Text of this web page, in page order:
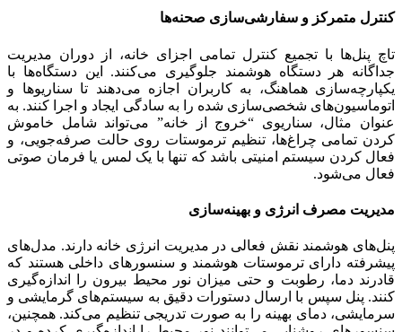
کنترل متمرکز و سفارشی‌سازی صحنه‌ها
تاچ پنل‌ها با تجمیع کنترل تمامی اجزای خانه، از دوران مدیریت
جداگانه هر دستگاه هوشمند جلوگیری می‌کنند. این دستگاه‌ها با
یکپارچه‌سازی هماهنگ، به کاربران اجازه می‌دهند تا سناریوها و
اتوماسیون‌های شخصی‌سازی شده را به سادگی ایجاد و اجرا کنند. به
عنوان مثال، سناریوی “خروج از خانه” می‌تواند شامل خاموش
کردن تمامی چراغ‌ها، تنظیم ترموستات روی حالت صرفه‌جویی، و
فعال کردن سیستم امنیتی باشد که تنها با یک لمس یا فرمان صوتی
فعال می‌شود.
مدیریت مصرف انرژی و بهینه‌سازی
پنل‌های هوشمند نقش فعالی در مدیریت انرژی خانه دارند. مدل‌های
پیشرفته دارای ترموستات هوشمند و سنسورهای داخلی هستند که
قادرند دما، رطوبت و حتی میزان نور محیط بیرون را اندازه‌گیری
کنند. پنل سپس با ارسال دستورات دقیق به سیستم‌های گرمایشی و
سرمایشی، دمای بهینه را به صورت تدریجی تنظیم می‌کند. همچنین،